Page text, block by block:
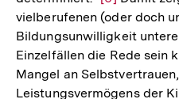
Auflösung
der
Fußnote
vielberufenen (oder doch
Bildungsunwilligkeit
Einzelfällen die Rede sein
Mangel an
Leistungsvermögens der